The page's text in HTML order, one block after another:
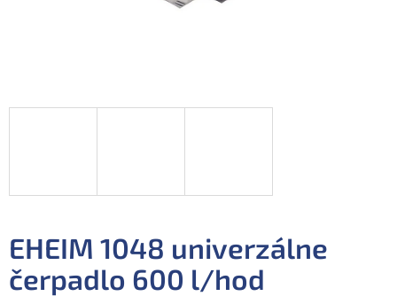
EHEIM 1048 univerzálne
čerpadlo 600 l/hod